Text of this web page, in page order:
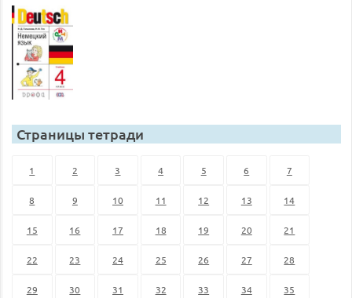
Страницы тетради
1 2 3 4 5 6 7
8 9 10 11 12 13 14
15 16 17 18 19 20 21
22 23 24 25 26 27 28
29 30 31 32 33 34 35